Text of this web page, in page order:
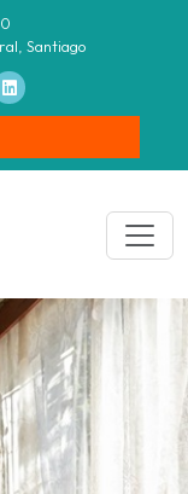
Santiago